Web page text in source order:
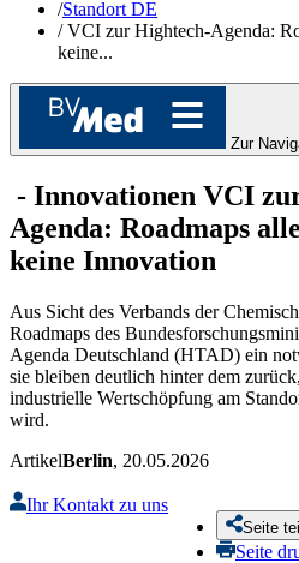
/Standort DE​​​
/VCI zur Hightech-Agenda:
keine...
Zur
- Innovationen VCI
Agenda: Roadmaps
keine Innovation
Aus Sicht des Verbands der
Roadmaps des
Agenda Deutschland (HTAD) ein
sie bleiben deutlich hinter dem
industrielle Wertschöpfung am
wird.
ArtikelBerlin, 20.05.2026
Ihr Kontakt zu uns
Seite
Seite